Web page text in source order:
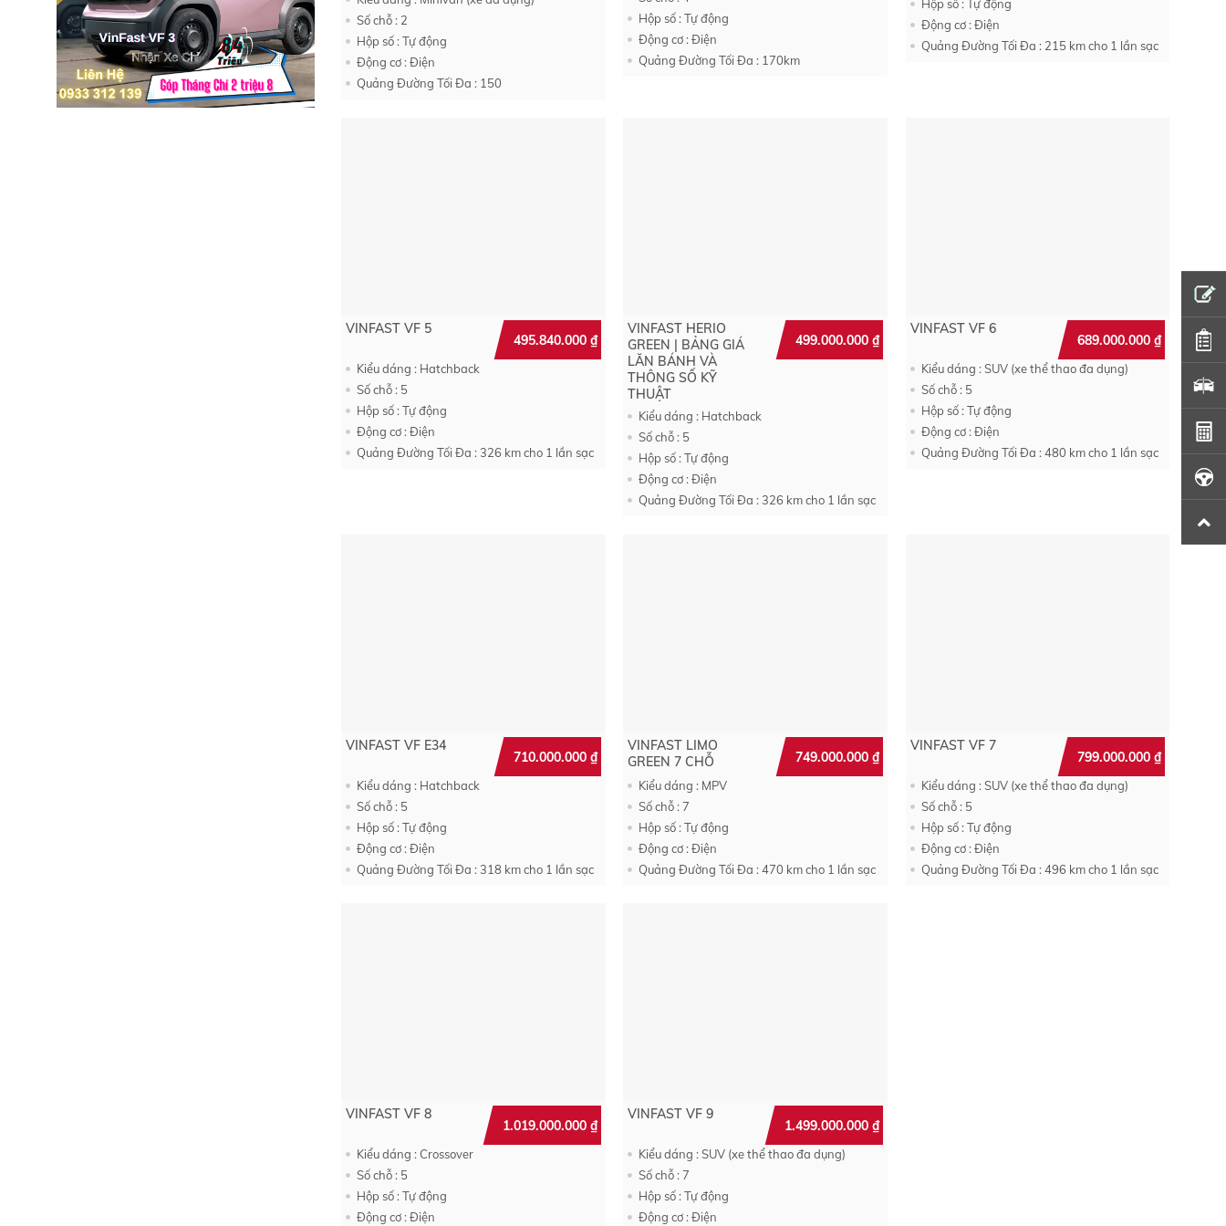
Số chỗ : 2
Hộp số : Tự động
Động cơ : Điện
Quảng Đường Tối Đa : 150
Hộp số : Tự động
Động cơ : Điện
Quảng Đường Tối Đa : 170km
Hộp số : Tự động
Động cơ : Điện
Quảng Đường Tối Đa : 215 km cho 1 lần sạc
VINFAST VF 5
495.840.000 ₫
Kiểu dáng : Hatchback
Số chỗ : 5
Hộp số : Tự động
Động cơ : Điện
Quảng Đường Tối Đa : 326 km cho 1 lần sạc
VINFAST HERIO
GREEN | BẢNG GIÁ
LĂN BÁNH VÀ
THÔNG SỐ KỸ
THUẬT
499.000.000₫
Kiểu dáng : Hatchback
Số chỗ : 5
Hộp số : Tự động
Động cơ : Điện
Quảng Đường Tối Đa : 326 km cho 1 lần sạc
VINFAST VF 6
689.000.000₫
Kiểu dáng : SUV (xe thể thao đa dụng)
Số chỗ : 5
Hộp số : Tự động
Động cơ : Điện
Quảng Đường Tối Đa : 480 km cho 1 lần sạc
VINFAST VF E34
710.000.000 ₫
Kiểu dáng : Hatchback
Số chỗ : 5
Hộp số : Tự động
Động cơ : Điện
Quảng Đường Tối Đa : 318 km cho 1 lần sạc
VINFAST LIMO
GREEN 7 CHỖ
749.000.000₫
Kiểu dáng : MPV
Số chỗ : 7
Hộp số : Tự động
Động cơ : Điện
Quảng Đường Tối Đa : 470 km cho 1 lần sạc
VINFAST VF 7
799.000.000₫
Kiểu dáng : SUV (xe thể thao đa dụng)
Số chỗ : 5
Hộp số : Tự động
Động cơ : Điện
Quảng Đường Tối Đa : 496 km cho 1 lần sạc
VINFAST VF 8
1.019.000.000 ₫
Kiểu dáng : Crossover
Số chỗ : 5
Hộp số : Tự động
Động cơ : Điện
VINFAST VF 9
1.499.000.000₫
Kiểu dáng : SUV (xe thể thao đa dụng)
Số chỗ : 7
Hộp số : Tự động
Động cơ : Điện